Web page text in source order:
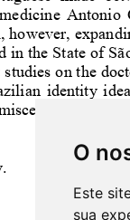
O
Este
sua